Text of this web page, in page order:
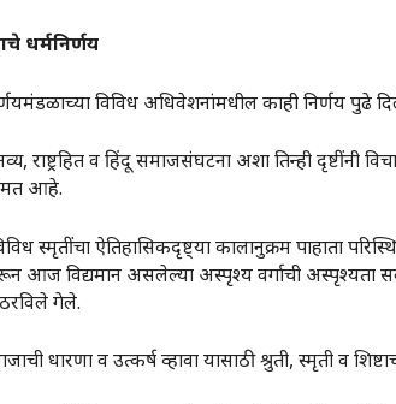
धर्मनिर्णय
विविध अधिवेशनांमधील काही निर्णय पुढे
राष्ट्रहित व हिंदू समाजसंघटना अशा तिन्ही
आहे.
स्मृतींचा ऐतिहासिकदृष्ट्या कालानुक्रम पाहाता
आज विद्यमान असलेल्या अस्पृश्य वर्गाची अस्पृश्यता
गेले.
धारणा व उत्कर्ष व्हावा यासाठी श्रुती, स्मृती व